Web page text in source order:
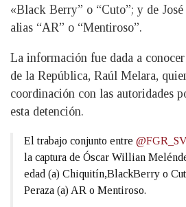
«Black Berry” o “Cuto”; y de
alias “AR” o “Mentiroso”.
La información fue dada a
de la República, Raúl Melara,
coordinación con las autoridades
esta detención.
El trabajo conjunto entre
la captura de Óscar Willian
edad (a) Chiquitín,BlackBerry o
Peraza (a) AR o Mentiroso.